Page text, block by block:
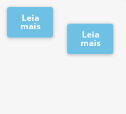
Leia
mais
Leia
mais